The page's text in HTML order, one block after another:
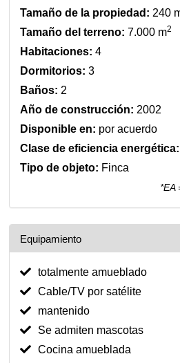
Tamaño de la propiedad: 240
Tamaño del terreno: 7.000 m2
Habitaciones: 4
Dormitorios: 3
Baños: 2
Año de construcción: 2002
Disponible en: por acuerdo
Clase de eficiencia energética:
Tipo de objeto: Finca
*EA
Equipamiento
totalmente amueblado
Cable/TV por satélite
mantenido
Se admiten mascotas
Cocina amueblada